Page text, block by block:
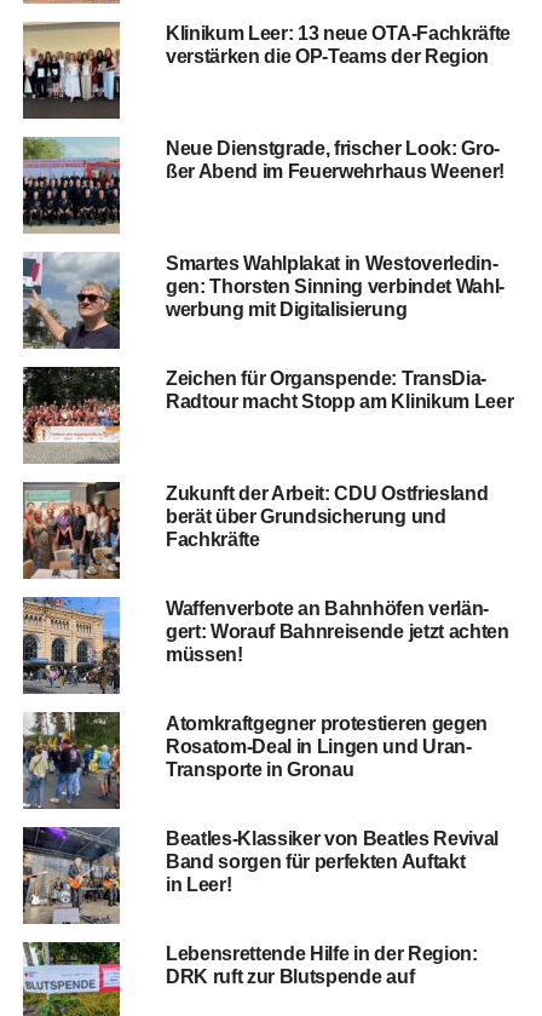
Kli­ni­kum Leer: 13 neue OTA-Fach­kräf­te
ver­stär­ken die OP-Teams der Region
Neue Dienst­gra­de, fri­scher Look: Gro­
ßer Abend im Feu­er­wehr­haus Weener!
Smar­tes Wahl­pla­kat in Wes­t­ov­er­le­din­
gen: Thors­ten Sin­ning ver­bin­det Wahl­
wer­bung mit Digitalisierung
Zei­chen für Organ­spen­de: Trans­Dia-
Rad­tour macht Stopp am Kli­ni­kum Leer
Zukunft der Arbeit: CDU Ost­fries­land
berät über Grund­si­che­rung und
Fachkräfte
Waf­fen­ver­bo­te an Bahn­hö­fen ver­län­
gert: Wor­auf Bahn­rei­sen­de jetzt ach­ten
müssen!
Atom­kraft­geg­ner pro­tes­tie­ren gegen
Rosatom-Deal in Lin­gen und Uran-
Trans­por­te in Gronau
Beat­les-Klas­si­ker von Beat­les Revi­val
Band sor­gen für per­fek­ten Auf­takt
in Leer!
Lebens­ret­ten­de Hil­fe in der Regi­on:
DRK ruft zur Blut­spen­de auf